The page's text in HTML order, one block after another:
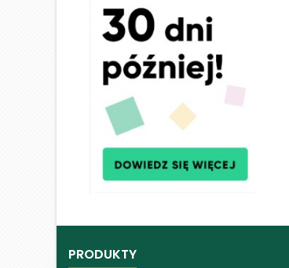
PRODUKTY